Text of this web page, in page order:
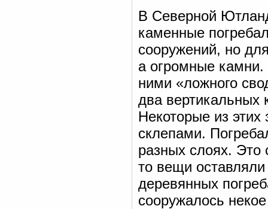
В Северной
каменные
сооружений, но
а огромные камни.
ними «ложного
два вертикальных
Некоторые из
склепами.
разных слоях. Это
то вещи
деревянных
сооружалось